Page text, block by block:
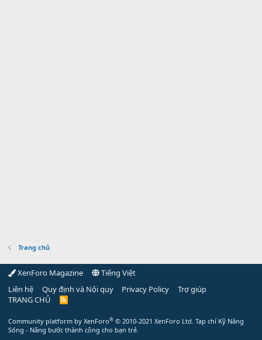
Trang chủ
XenForo Magazine
Tiếng Việt
Liên hệ
Quy định và Nội quy Privacy Policy
Trợ giúp
TRANG CHỦ
R
Community platform by XenForo® © 2010-2021 XenForo Ltd. Tạp chí Kỹ Năng
Sống - Nâng bước thành công cho bạn trẻ.